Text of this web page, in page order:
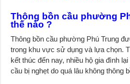
Thông bồn cầu phường
thế nào ?
Thông bồn cầu phường Phú Trung
trong khu vực sử dụng và lựa chọn.
kết thúc đến nay, nhiều hộ gia đình
cầu bị nghẹt do quá lâu không thông